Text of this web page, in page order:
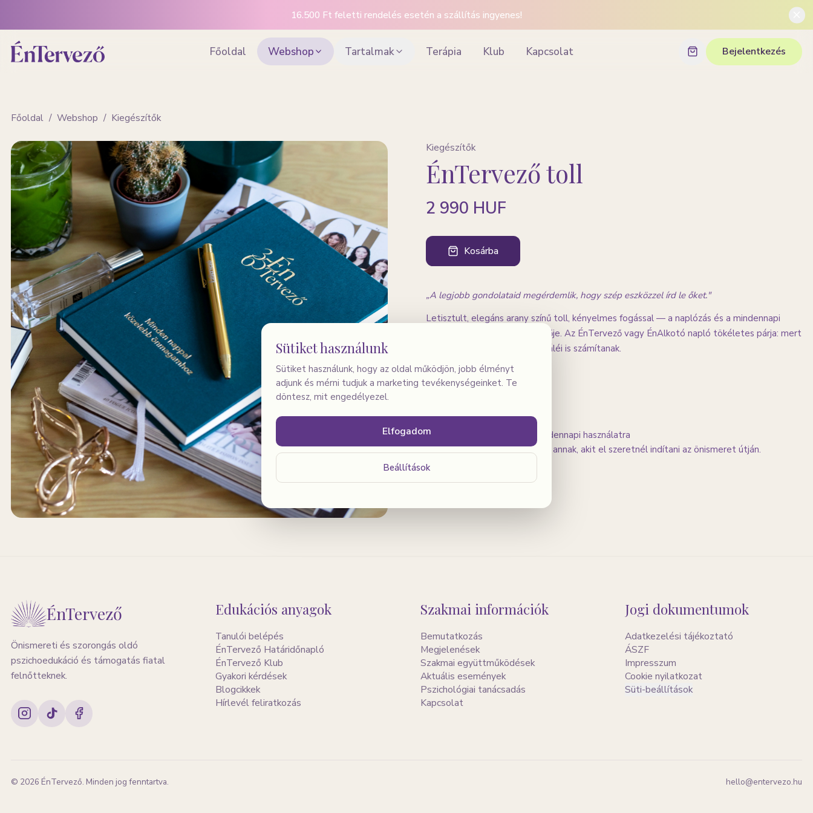
16.500 Ft feletti rendelés esetén a szállítás ingyenes!
Főoldal Webshop Tartalmak Terápia Klub Kapcsolat Bejelentkezés
Főoldal / Webshop / Kiegészítők
Kiegészítők
ÉnTervező toll
2 990 HUF
Kosárba
„A legjobb gondolataid megérdemlik, hogy szép eszközzel írd le őket."
Letisztult, elegáns arany színű toll, kényelmes fogással — a naplózás és a mindennapi
jegyzetelés stílusos kiegészítője. Az ÉnTervező vagy ÉnAlkotó napló tökéletes párja: mert
az önismereti munka apró rituáléi is számítanak.
Jellemzők:
Kényelmes, biztos fogás
Ideális naplózáshoz és mindennapi használatra
Kis ajándék magadnak — vagy annak, akit el szeretnél indítani az önismeret útján.
ÉnTervező
Önismereti és szorongás oldó
pszichoedukáció és támogatás fiatal
felnőtteknek.
Edukációs anyagok
Tanulói belépés
ÉnTervező Határidőnapló
ÉnTervező Klub
Gyakori kérdések
Blogcikkek
Hírlevél feliratkozás
Szakmai információk
Bemutatkozás
Megjelenések
Szakmai együttműködések
Aktuális események
Pszichológiai tanácsadás
Kapcsolat
Jogi dokumentumok
Adatkezelési tájékoztató
ÁSZF
Impresszum
Cookie nyilatkozat
Süti-beállítások
© 2026 ÉnTervező. Minden jog fenntartva. hello@entervezo.hu
Sütiket használunk
Sütiket használunk, hogy az oldal működjön, jobb élményt
adjunk és mérni tudjuk a marketing tevékenységeinket. Te
döntesz, mit engedélyezel.
Elfogadom
Beállítások